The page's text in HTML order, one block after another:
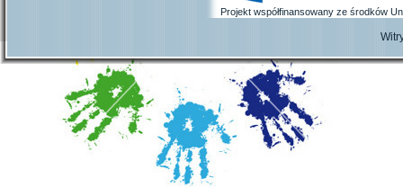
Projekt współfinansowany ze środków